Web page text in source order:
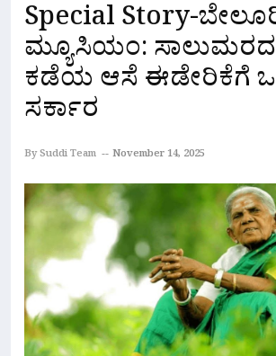
Special Story-
ಮ್ಯೂಸಿಯಂ: ಸಾಲುಮರದ
ಕಡೆಯ ಆಸೆ ಈಡೇರಿಕೆಗೆ
ಸರ್ಕಾರ
By Suddi Team November 14, 2025